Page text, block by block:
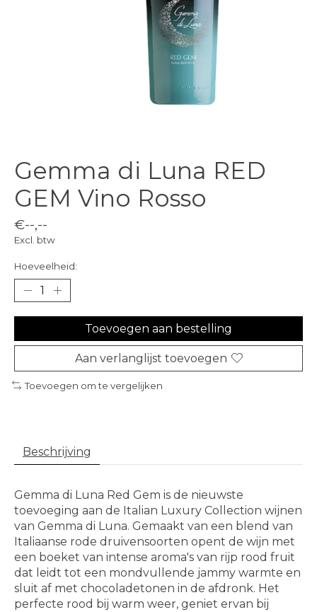
Gemma di Luna RED
GEM Vino Rosso
€--,--
Excl. btw
Hoeveelheid:
Toevoegen aan bestelling
Aan verlanglijst toevoegen
Toevoegen om te vergelijken
Beschrijving
Gemma di Luna Red Gem is de nieuwste
toevoeging aan de Italian Luxury Collection wijnen
van Gemma di Luna. Gemaakt van een blend van
Italiaanse rode druivensoorten opent de wijn met
een boeket van intense aroma's van rijp rood fruit
dat leidt tot een mondvullende jammy warmte en
sluit af met chocoladetonen in de afdronk. Het
perfecte rood bij warm weer, geniet ervan bij